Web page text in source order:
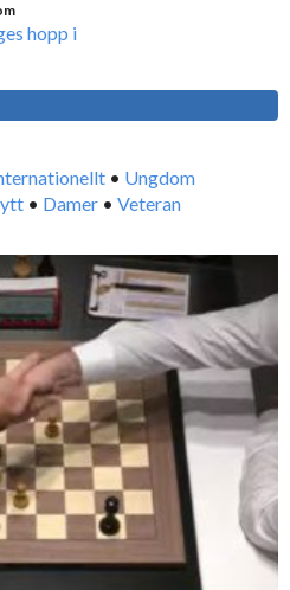
hopp i
• Ungdom
• Damer • Veteran